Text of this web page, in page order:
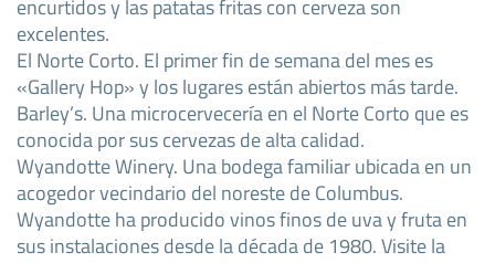
excelentes.
El Norte Corto. El primer fin de semana del mes es
«Gallery Hop» y los lugares están abiertos más tarde.
Barley’s. Una microcervecería en el Norte Corto que es
conocida por sus cervezas de alta calidad.
Wyandotte Winery. Una bodega familiar ubicada en un
acogedor vecindario del noreste de Columbus.
Wyandotte ha producido vinos finos de uva y fruta en
sus instalaciones desde la década de 1980. Visite la